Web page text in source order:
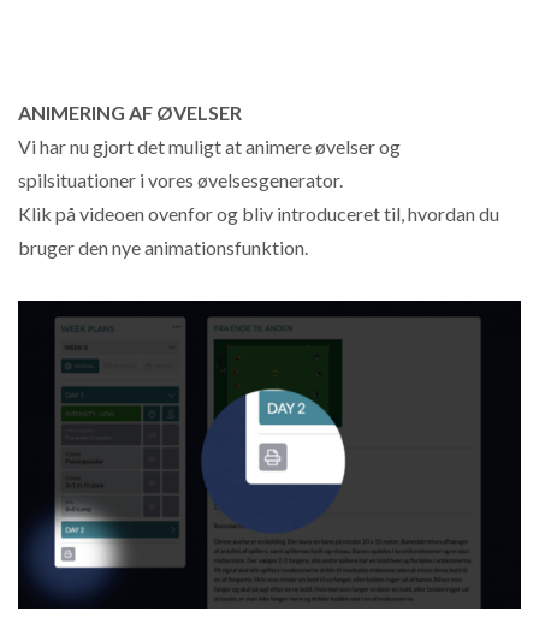
ANIMERING AF ØVELSER
Vi har nu gjort det muligt at animere øvelser og
spilsituationer i vores øvelsesgenerator.
Klik på videoen ovenfor og bliv introduceret til, hvordan du
bruger den nye animationsfunktion.